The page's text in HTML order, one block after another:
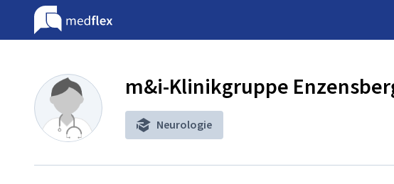
m&i-Klinikgruppe
Neurologie